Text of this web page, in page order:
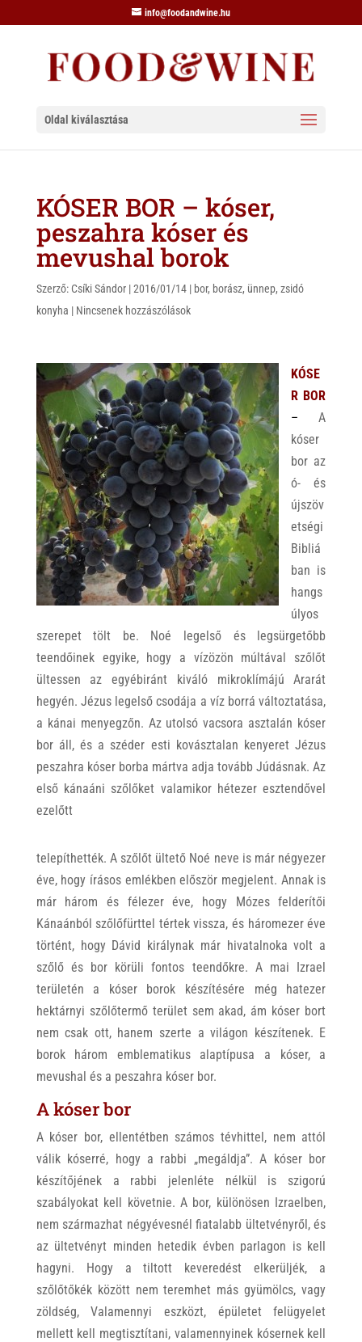
info@foodandwine.hu
Oldal kiválasztása
KÓSER BOR – kóser,
peszahra kóser és
mevushal borok
Szerző: Csíki Sándor|2016/01/14| bor, borász, ünnep, zsidó
konyha | Nincsenek hozzászólások
KÓSE
R BOR
–A
kóser
bor az
ó- és
újszöv
etségi
Bibliá
ban is
hangs
úlyos
szerepet tölt be. Noé legelső és legsürgetőbb
teendőinek egyike, hogy a vízözön múltával szőlőt
ültessen az egyébiránt kiváló mikroklímájú Ararát
hegyén. Jézus legelső csodája a víz borrá változtatása,
a kánai menyegzőn. Az utolsó vacsora asztalán kóser
bor áll, és a széder esti kovásztalan kenyeret Jézus
peszahra kóser borba mártva adja tovább Júdásnak. Az
első kánaáni szőlőket valamikor hétezer esztendővel
ezelőtt
telepíthették. A szőlőt ültető Noé neve is már négyezer
éve, hogy írásos emlékben először megjelent. Annak is
már három és félezer éve, hogy Mózes felderítői
Kánaánból szőlőfürttel tértek vissza, és háromezer éve
történt, hogy Dávid királynak már hivatalnoka volt a
szőlő és bor körüli fontos teendőkre. A mai Izrael
területén a kóser borok készítésére még hatezer
hektárnyi szőlőtermő terület sem akad, ám kóser bort
nem csak ott, hanem szerte a világon készítenek. E
borok három emblematikus alaptípusa a kóser, a
mevushal és a peszahra kóser bor.
A kóser bor
A kóser bor, ellentétben számos tévhittel, nem attól
válik kóserré, hogy a rabbi „megáldja”. A kóser bor
készítőjének a rabbi jelenléte nélkül is szigorú
szabályokat kell követnie. A bor, különösen Izraelben,
nem származhat négyévesnél fiatalabb ültetvényről, és
az ültetvényt minden hetedik évben parlagon is kell
hagyni. Hogy a tiltott keveredést elkerüljék, a
szőlőtőkék között nem teremhet más gyümölcs, vagy
zöldség, Valamennyi eszközt, épületet felügyelet
mellett kell megtisztítani, valamennyinek kósernek kell